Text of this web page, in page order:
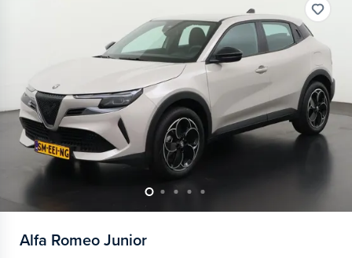
Alfa Romeo Junior